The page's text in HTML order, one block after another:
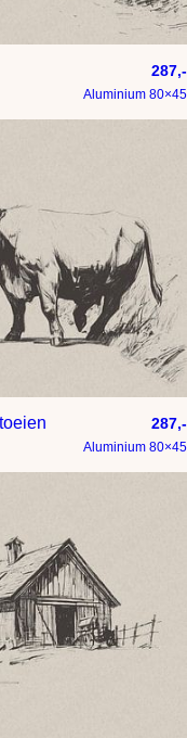
287,-
Aluminium 80×45
287,-
Aluminium 80×45